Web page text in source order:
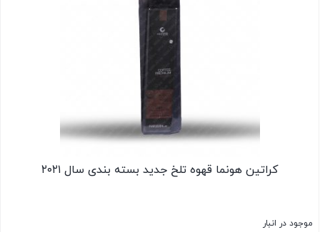
کراتین هونما قهوه تلخ جدید بسته بندی سال ۲۰۲۱
موجود در انبار